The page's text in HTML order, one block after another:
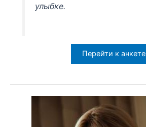
улыбке.
Перейти к анкете